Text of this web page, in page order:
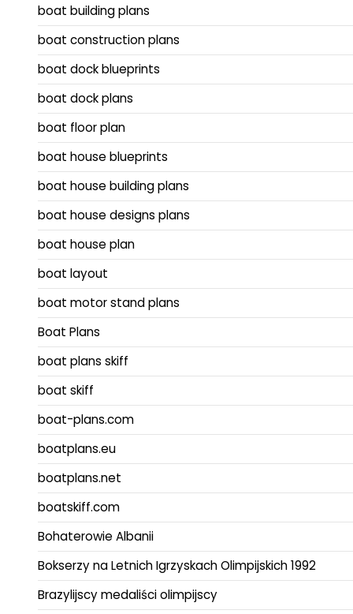
boat building plans
boat construction plans
boat dock blueprints
boat dock plans
boat floor plan
boat house blueprints
boat house building plans
boat house designs plans
boat house plan
boat layout
boat motor stand plans
Boat Plans
boat plans skiff
boat skiff
boat-plans.com
boatplans.eu
boatplans.net
boatskiff.com
Bohaterowie Albanii
Bokserzy na Letnich Igrzyskach Olimpijskich 1992
Brazylijscy medaliści olimpijscy